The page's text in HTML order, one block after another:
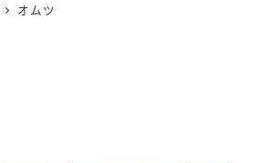
オムツ